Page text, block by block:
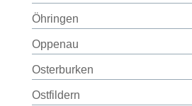
Öhringen
Oppenau
Osterburken
Ostfildern